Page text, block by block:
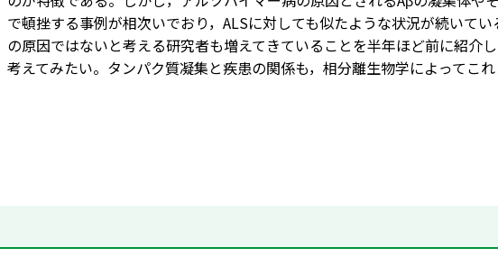
で頓挫する事例が相次いでおり，ALSに対しても似たような状況が続いて
の原因ではないと考える研究者も増えてきていることを半年ほど前に紹介
考えてみたい。タンパク質凝集と疾患の関係も，相分離生物学によってこ